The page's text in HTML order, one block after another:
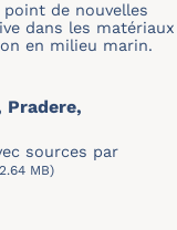
de nouvelles
dans les matériaux
en milieu marin.
Pradere,
sources par
MB)